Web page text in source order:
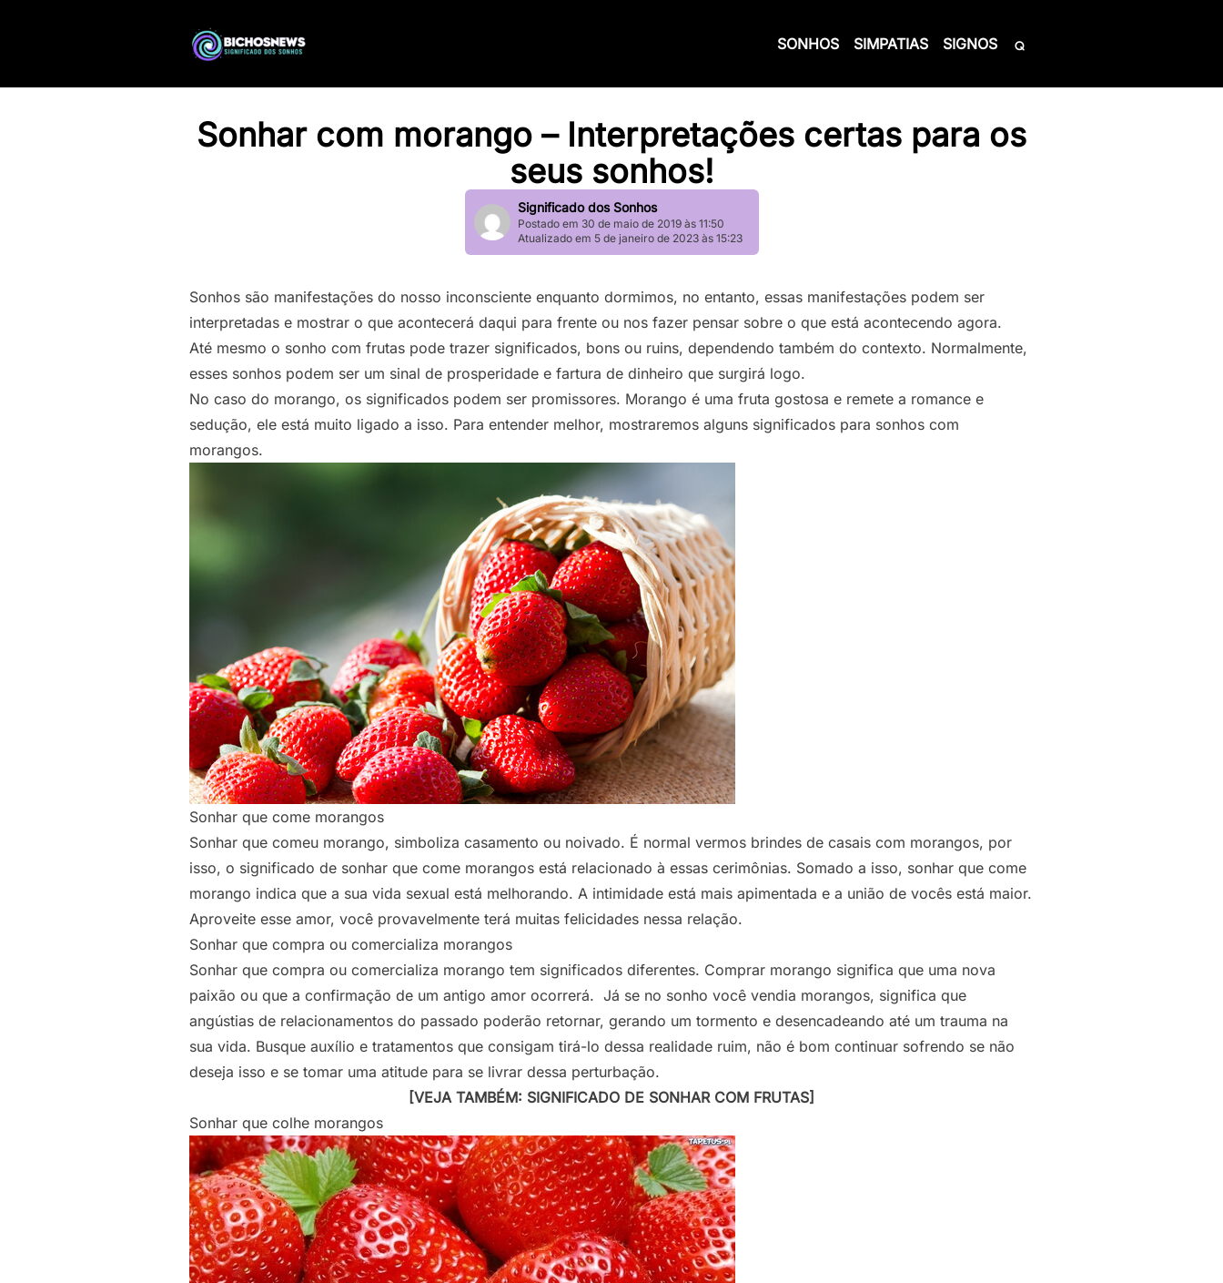
SONHOS SIMPATIAS SIGNOS
Sonhar com morango – Interpretações certas para os
seus sonhos!
Significado dos Sonhos
Postado em 30 de maio de 2019 às 11:50
Atualizado em 5 de janeiro de 2023 às 15:23
Sonhos são manifestações do nosso inconsciente enquanto dormimos, no entanto, essas manifestações podem ser
interpretadas e mostrar o que acontecerá daqui para frente ou nos fazer pensar sobre o que está acontecendo agora.
Até mesmo o sonho com frutas pode trazer significados, bons ou ruins, dependendo também do contexto. Normalmente,
esses sonhos podem ser um sinal de prosperidade e fartura de dinheiro que surgirá logo.
No caso do morango, os significados podem ser promissores. Morango é uma fruta gostosa e remete a romance e
sedução, ele está muito ligado a isso. Para entender melhor, mostraremos alguns significados para sonhos com
morangos.
Sonhar que come morangos
Sonhar que comeu morango, simboliza casamento ou noivado. É normal vermos brindes de casais com morangos, por
isso, o significado de sonhar que come morangos está relacionado à essas cerimônias. Somado a isso, sonhar que come
morango indica que a sua vida sexual está melhorando. A intimidade está mais apimentada e a união de vocês está maior.
Aproveite esse amor, você provavelmente terá muitas felicidades nessa relação.
Sonhar que compra ou comercializa morangos
Sonhar que compra ou comercializa morango tem significados diferentes. Comprar morango significa que uma nova
paixão ou que a confirmação de um antigo amor ocorrerá. Já se no sonho você vendia morangos, significa que
angústias de relacionamentos do passado poderão retornar, gerando um tormento e desencadeando até um trauma na
sua vida. Busque auxílio e tratamentos que consigam tirá-lo dessa realidade ruim, não é bom continuar sofrendo se não
deseja isso e se tomar uma atitude para se livrar dessa perturbação.
[VEJA TAMBÉM: SIGNIFICADO DE SONHAR COM FRUTAS]
Sonhar que colhe morangos